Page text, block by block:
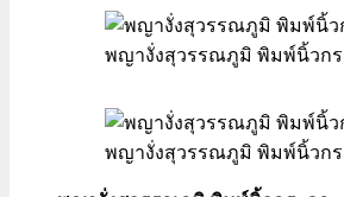
พญางั่งสุวรรณภูมิ พิมพ์นิ้วกร
พญางั่งสุวรรณภูมิ พิมพ์นิ้วกร